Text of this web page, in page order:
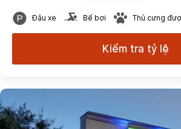
Đậu xe Bể bơi Thú cưng
Kiểm tra tỷ lệ